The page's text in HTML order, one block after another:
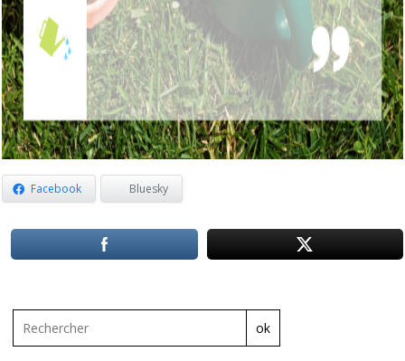
Facebook Bluesky
ok